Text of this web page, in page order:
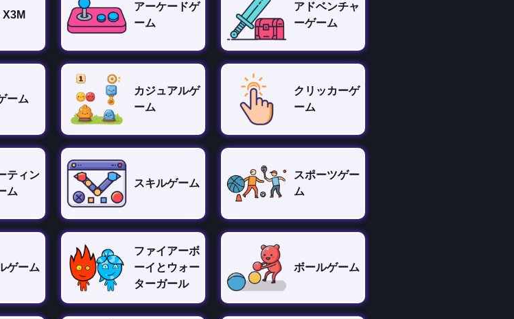
X3M
アーケードゲ
ーム
アドベンチャ
ーゲーム
ーム
カジュアルゲ
ーム
クリッカーゲ
ーム
ティン
ム
スキルゲーム
スポーツゲー
ム
ゲーム
ファイアーボ
ーイとウォー
ターガール
ボールゲーム